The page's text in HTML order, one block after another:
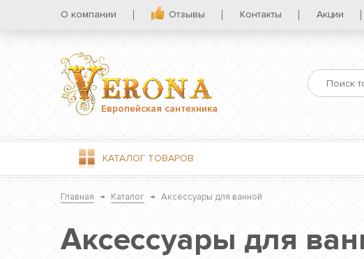
О компании Отзывы Контакты Акции
Европейская сантехника
КАТАЛОГ ТОВАРОВ
Главная → Каталог → Аксессуары для ванной
Аксессуары для